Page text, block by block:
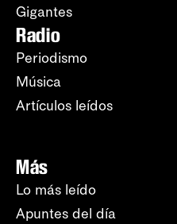
Gigantes
Radio
Periodismo
Música
Artículos leídos
Más
Lo más leído
Apuntes del día